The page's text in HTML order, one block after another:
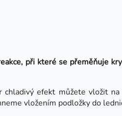
při které se přeměňuje
efekt můžete vložit
vložením podložky do